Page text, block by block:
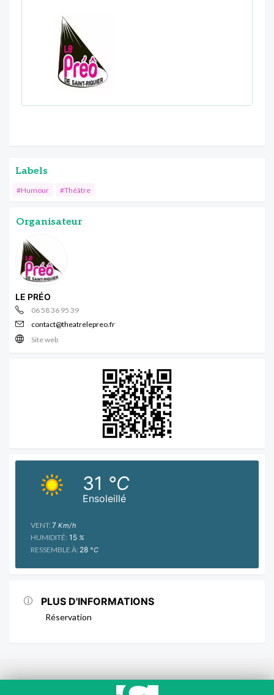
Labels
#Humour #Théâtre
Organisateur
LE PRÉO
06 58 36 95 39
contact@theatrelepreo.fr
Site web
Ensoleillé
31 °C
VENT: 7 Km/h
HUMIDITÉ: 15 %
RESSEMBLE À: 28 °C
PLUS D'INFORMATIONS
Réservation